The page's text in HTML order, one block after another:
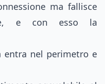
ma fallisce
e con esso la
entra nel perimetro e